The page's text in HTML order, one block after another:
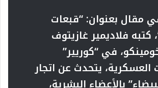
مقال بعنوان: “قبعات
كتبه فلاديمير غازيتوف
في “كوريير”
العسكرية، يتحدث عن اتجار